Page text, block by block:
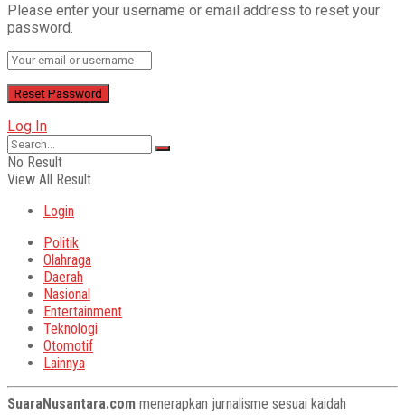
Please enter your username or email address to reset your
password.
Log In
No Result
View All Result
Login
Politik
Olahraga
Daerah
Nasional
Entertainment
Teknologi
Otomotif
Lainnya
SuaraNusantara.com menerapkan jurnalisme sesuai kaidah